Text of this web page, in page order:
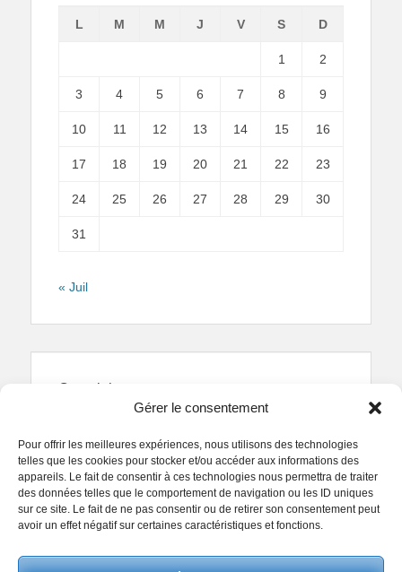
Gérer le consentement
Pour offrir les meilleures expériences, nous utilisons des technologies
telles que les cookies pour stocker et/ou accéder aux informations des
appareils. Le fait de consentir à ces technologies nous permettra de traiter
des données telles que le comportement de navigation ou les ID uniques
sur ce site. Le fait de ne pas consentir ou de retirer son consentement peut
avoir un effet négatif sur certaines caractéristiques et fonctions.
L M M J V S D
1 2
3 4 5 6 7 8 9
10 11 12 13 14 15 16
17 18 19 20 21 22 23
24 25 26 27 28 29 30
31
« Juil
Copyright
Reproduction interdite.Textes et photographies
© Regards Parisiens 2011-2026.
Copyright © 2026Collectif Regards Parisiens. All